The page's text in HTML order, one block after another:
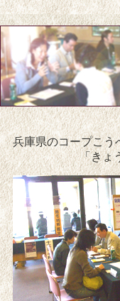
兵庫県のコープこう
「きょ